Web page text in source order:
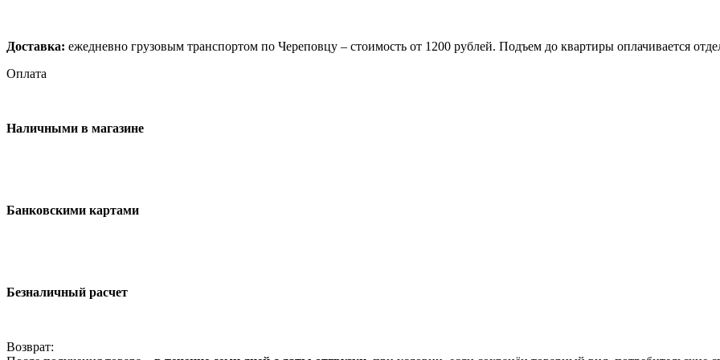
Доставка: ежедневно грузовым транспортом по Череповцу – стоимость от 1200 рублей. Подъем до квартиры оплачивается
Оплата
Наличными в магазине
Банковскими картами
Безналичный расчет
Возврат: